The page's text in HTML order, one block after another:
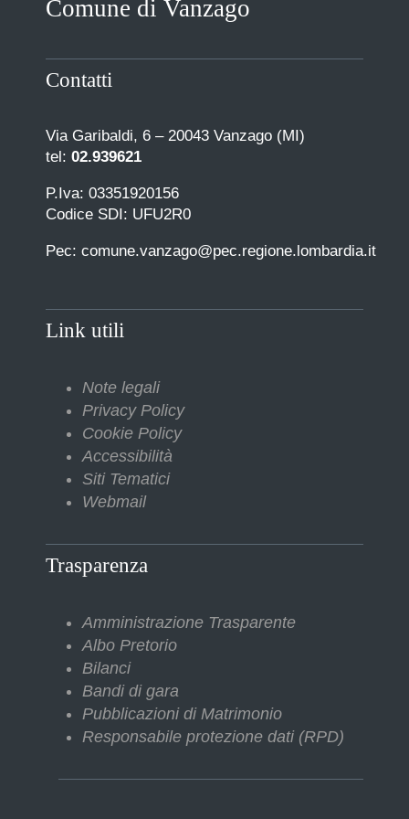
COMUNICAZIONE
Comune di Vanzago
Contatti
Via Garibaldi, 6 – 20043 Vanzago (MI)
tel: 02.939621
P.Iva: 03351920156
Codice SDI: UFU2R0
Pec: comune.vanzago@pec.regione.lombardia.it
Link utili
Note legali
Privacy Policy
Cookie Policy
Accessibilità
Siti Tematici
Webmail
Trasparenza
Amministrazione Trasparente
Albo Pretorio
Bilanci
Bandi di gara
Pubblicazioni di Matrimonio
Responsabile protezione dati (RPD)